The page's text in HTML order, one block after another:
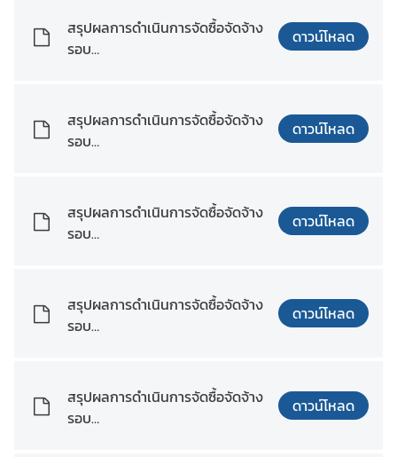
ใ
จ
i
v
e
t
m
สรุปผลการดำเนินการจัดซื้อจัดจ้าง
รอบ
ดาวน์โหลด
สรุปผลการดำเนินการจัดซื้อจัดจ้าง
รอบ
ดาวน์โหลด
สรุปผลการดำเนินการจัดซื้อจัดจ้าง
รอบ
ดาวน์โหลด
สรุปผลการดำเนินการจัดซื้อจัดจ้าง
รอบ
ดาวน์โหลด
สรุปผลการดำเนินการจัดซื้อจัดจ้าง
รอบ
ดาวน์โหลด